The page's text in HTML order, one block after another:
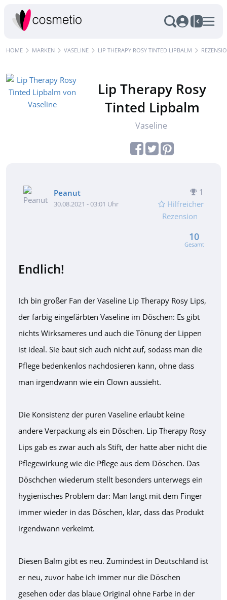
HOME MARKEN VASELINE LIP THERAPY ROSY TINTED LIPBALM
Lip Therapy Rosy
Tinted Lipbalm
Vaseline
Peanut
30.08.2021 - 03:01 Uhr
1
Hilfreicher
Rezension
10
Gesamt
Endlich!
Ich bin großer Fan der Vaseline Lip Therapy Rosy Lips,
der farbig eingefärbten Vaseline im Döschen: Es gibt
nichts Wirksameres und auch die Tönung der Lippen
ist ideal. Sie baut sich auch nicht auf, sodass man die
Pflege bedenkenlos nachdosieren kann, ohne dass
man irgendwann wie ein Clown aussieht.
Die Konsistenz der puren Vaseline erlaubt keine
andere Verpackung als ein Döschen. Lip Therapy Rosy
Lips gab es zwar auch als Stift, der hatte aber nicht die
Pflegewirkung wie die Pflege aus dem Döschen. Das
Döschchen wiederum stellt besonders unterwegs ein
hygienisches Problem dar: Man langt mit dem Finger
immer wieder in das Döschen, klar, dass das Produkt
irgendwann verkeimt.
Diesen Balm gibt es neu. Zumindest in Deutschland ist
er neu, zuvor habe ich immer nur die Döschen
gesehen oder das blaue Original ohne Farbe in der